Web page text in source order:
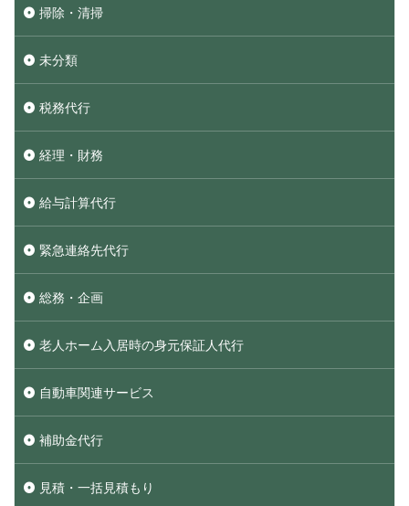
掃除・清掃
未分類
税務代行
経理・財務
給与計算代行
緊急連絡先代行
総務・企画
老人ホーム入居時の身元保証人代行
自動車関連サービス
補助金代行
見積・一括見積もり